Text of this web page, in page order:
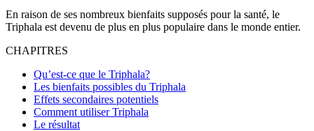
En raison de ses nombreux bienfaits supposés pour la santé, le
Triphala est devenu de plus en plus populaire dans le monde entier.
CHAPITRES
Qu’est-ce que le Triphala?
Les bienfaits possibles du Triphala
Effets secondaires potentiels
Comment utiliser Triphala
Le résultat